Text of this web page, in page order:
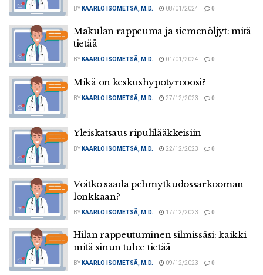
BY KAARLO ISOMETSÄ, M.D. 08/01/2024 0
Makulan rappeuma ja siemenöljyt: mitä
tietää
BY KAARLO ISOMETSÄ, M.D. 01/01/2024 0
Mikä on keskushypotyreoosi?
BY KAARLO ISOMETSÄ, M.D. 27/12/2023 0
Yleiskatsaus ripulilääkkeisiin
BY KAARLO ISOMETSÄ, M.D. 22/12/2023 0
Voitko saada pehmytkudossarkooman
lonkkaan?
BY KAARLO ISOMETSÄ, M.D. 17/12/2023 0
Hilan rappeutuminen silmissäsi: kaikki
mitä sinun tulee tietää
BY KAARLO ISOMETSÄ, M.D. 09/12/2023 0